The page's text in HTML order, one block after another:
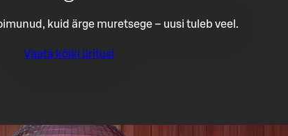
kuid ärge muretsege – uusi tuleb veel.
Vaata kõiki üritusi